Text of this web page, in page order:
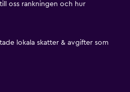
katedral och Almerias
oss rankningen och hur
lokala skatter & avgifter som